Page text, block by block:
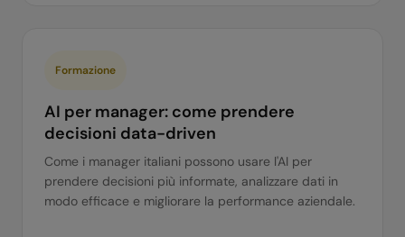
Formazione
AI per manager: come prendere
decisioni data-driven
Come i manager italiani possono usare l'AI per
prendere decisioni più informate, analizzare dati in
modo efficace e migliorare la performance aziendale.